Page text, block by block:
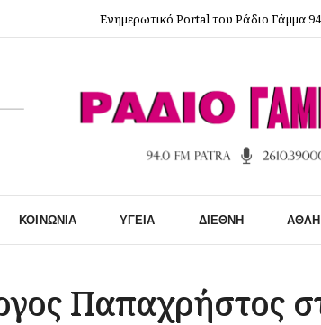
Ενημερωτικό Portal του Ράδιο Γάμμα
ΚΟΙΝΩΝΊΑ ΥΓΕΊΑ ΔΙΕΘΝΉ
Παπαχρήστος